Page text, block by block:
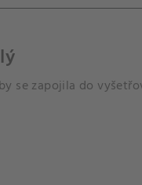
se zapojila do